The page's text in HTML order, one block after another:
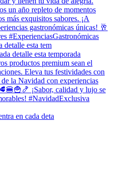
detalle esta tem
en cada deta